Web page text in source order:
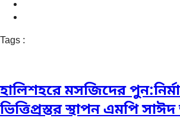
Tags :
হালিশহরে মসজিদের
ভিত্তিপ্রস্তর স্থাপন এমপি